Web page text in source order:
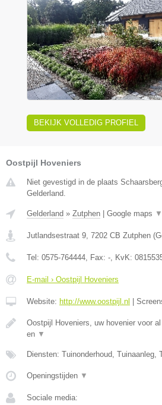
BEKIJK VOLLEDIG PROFIEL
Oostpijl Hoveniers
Niet gevestigd in de plaats
Gelderland.
Gelderland » Zutphen Google maps ▼
Jutlandsestraat 9, 7202 CB Zutphen (
Tel: 0575-764444, Fax: -, KvK:
E-mail › Oostpijl Hoveniers
Website: http://www.oostpijl.nl
Oostpijl Hoveniers, uw hovenier voor
en ▼
Diensten: Tuinonderhoud, Tuinaanleg,
Openingstijden ▼
Sociale media: